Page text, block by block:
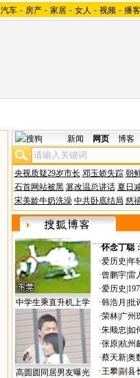
汽车 - 房产 - 家居 - 女人 - 视频 - 播客
新闻 网页 博客
央视质疑29岁市长 邓玉娇失踪 朝
石首网站被黑 篡改温总讲话 夏日
宋美龄牛奶洗澡 中共卧底结局 慈
中学生乘直升机上学
高圆圆同居男友曝光
·怀念丁聪
·爱历史 年
·曾鹏宇|雷
·爱历史
·韩浩月 批
·荣林| 广州
·朱顺忠 如
·张原|杭州
·蔡天新|奥
·王攀|副县